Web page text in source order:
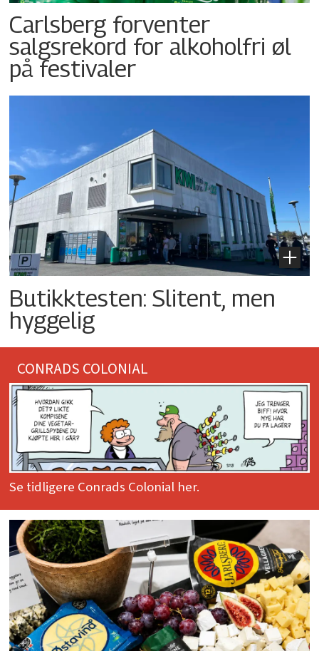
Carlsberg forventer
salgsrekord for alkoholfri øl
på festivaler
Butikktesten: Slitent, men
hyggelig
CONRADS COLONIAL
Se tidligere Conrads Colonial her.